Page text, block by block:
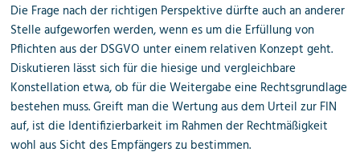
Die Frage nach der richtigen Perspektive dürfte auch an anderer
Stelle aufgeworfen werden, wenn es um die Erfüllung von
Pflichten aus der DSGVO unter einem relativen Konzept geht.
Diskutieren lässt sich für die hiesige und vergleichbare
Konstellation etwa, ob für die Weitergabe eine Rechtsgrundlage
bestehen muss. Greift man die Wertung aus dem Urteil zur FIN
auf, ist die Identifizierbarkeit im Rahmen der Rechtmäßigkeit
wohl aus Sicht des Empfängers zu bestimmen.